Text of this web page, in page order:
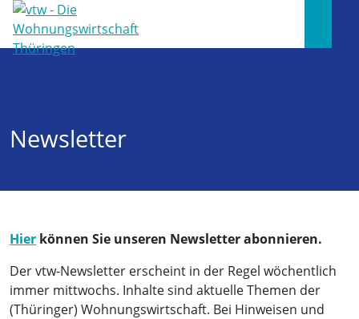
Newsletter
Hier können Sie unseren Newsletter abonnieren.
Der vtw-Newsletter erscheint in der Regel wöchentlich
immer mittwochs. Inhalte sind aktuelle Themen der
(Thüringer) Wohnungswirtschaft. Bei Hinweisen und